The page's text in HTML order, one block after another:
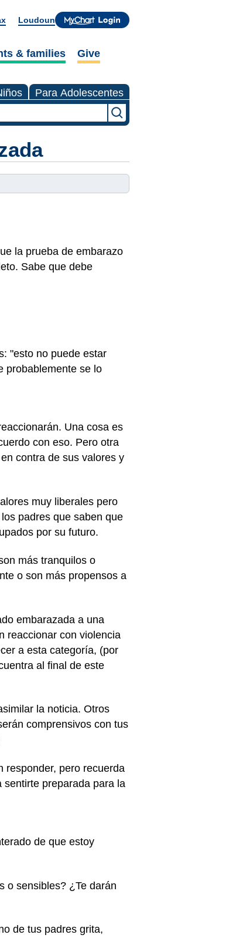
Loudoun
& families Give
Para Adolescentes
la prueba de embarazo
Sabe que debe
"esto no puede estar
probablemente se lo
Una cosa es
con eso. Pero otra
contra de sus valores y
muy liberales pero
padres que saben que
por su futuro.
más tranquilos o
o son más propensos a
embarazada a una
reaccionar con violencia
a esta categoría, (por
al final de este
la noticia. Otros
comprensivos con tus
responder, pero recuerda
preparada para la
de que estoy
o sensibles? ¿Te darán
de tus padres grita,